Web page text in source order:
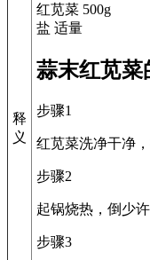
释
义
红苋菜 500g
盐 适量
蒜末红苋菜
步骤1
红苋菜洗净干净
步骤2
起锅烧热，倒少
步骤3